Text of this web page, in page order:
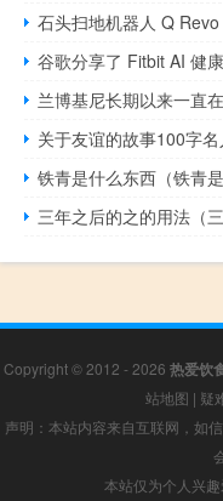
石头扫地机器人 Q
谷歌分享了 Fitbit AI 健
兰博基尼长期以来一直
关于友谊的故事100字
铁青是什么东西（铁青是
三年之后的之的用法（三
Copyright © 2012 - 2026 热爱饮
站地图 | 疑
声明：本站内容来自互联网，如
本站仅为个人兴